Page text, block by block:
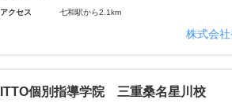
アクセス 七和駅から2.1km
株式会
ITTO個別指導学院 三重桑名星川校